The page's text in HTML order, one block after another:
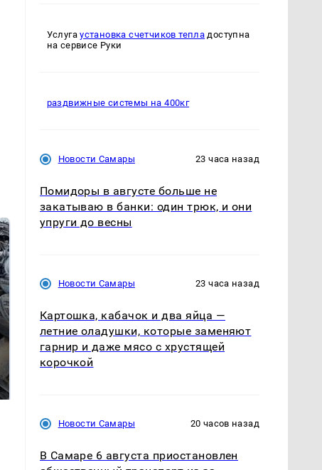
На Урале из казны
были украдены 18
Услугаустановка счетчиков тепла доступна
на сервисе Руки
раздвижные системы на 400кг
Новости Самары 23 часа назад
Помидоры в августе больше не
закатываю в банки: один трюк, и они
упруги до весны
Новости Самары 23 часа назад
Картошка, кабачок и два яйца —
летние оладушки, которые заменяют
гарнир и даже мясо с хрустящей
корочкой
Новости Самары 20 часов назад
В Самаре 6 августа приостановлен